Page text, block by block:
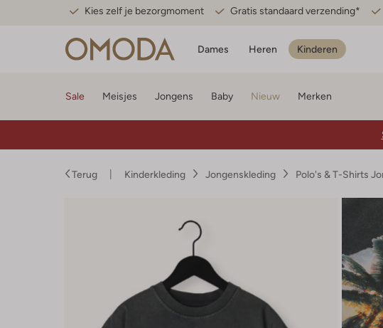
Kies zelf je bezorgmoment Gratis standaard verzending*
Dames Heren Kinderen
Sale Meisjes Jongens Baby Nieuw Merken
Terug Kinderkleding Jongenskleding Polo's & T-Shirts